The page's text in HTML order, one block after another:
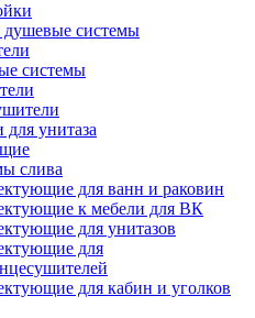
душевые системы
системы
унитаза
слива
для ванн и раковин
к мебели для ВК
для унитазов
для
для кабин и уголков